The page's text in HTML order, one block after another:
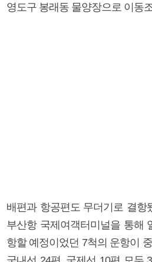
영도구 봉래동 물양장으로 이동
배편과 항공편도 무더기로 결항
부산항 국제여객터미널을 통해
항할 예정이었던 7척의 운항이